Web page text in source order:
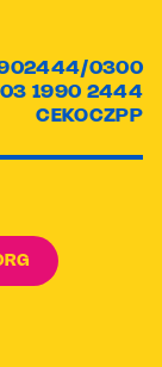
0300
1990 2444
CEKOCZPP